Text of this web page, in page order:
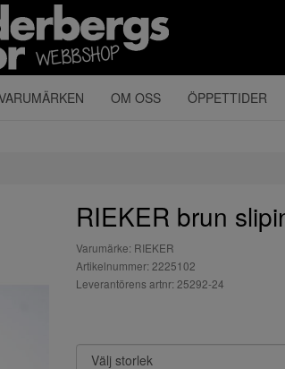
OM OSS ÖPPETTIDER
RIEKER brun
Varumärke: RIEKER
Artikelnummer: 2225102
Leverantörens artnr: 25292-24